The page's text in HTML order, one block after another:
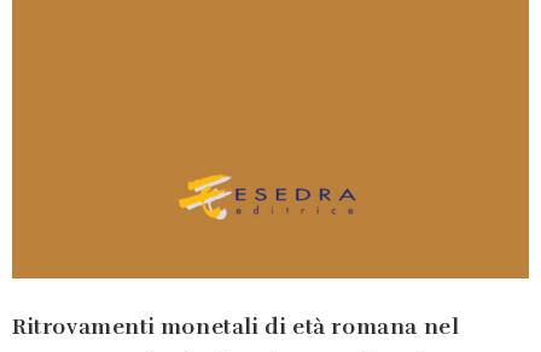
Ritrovamenti monetali di età romana nel